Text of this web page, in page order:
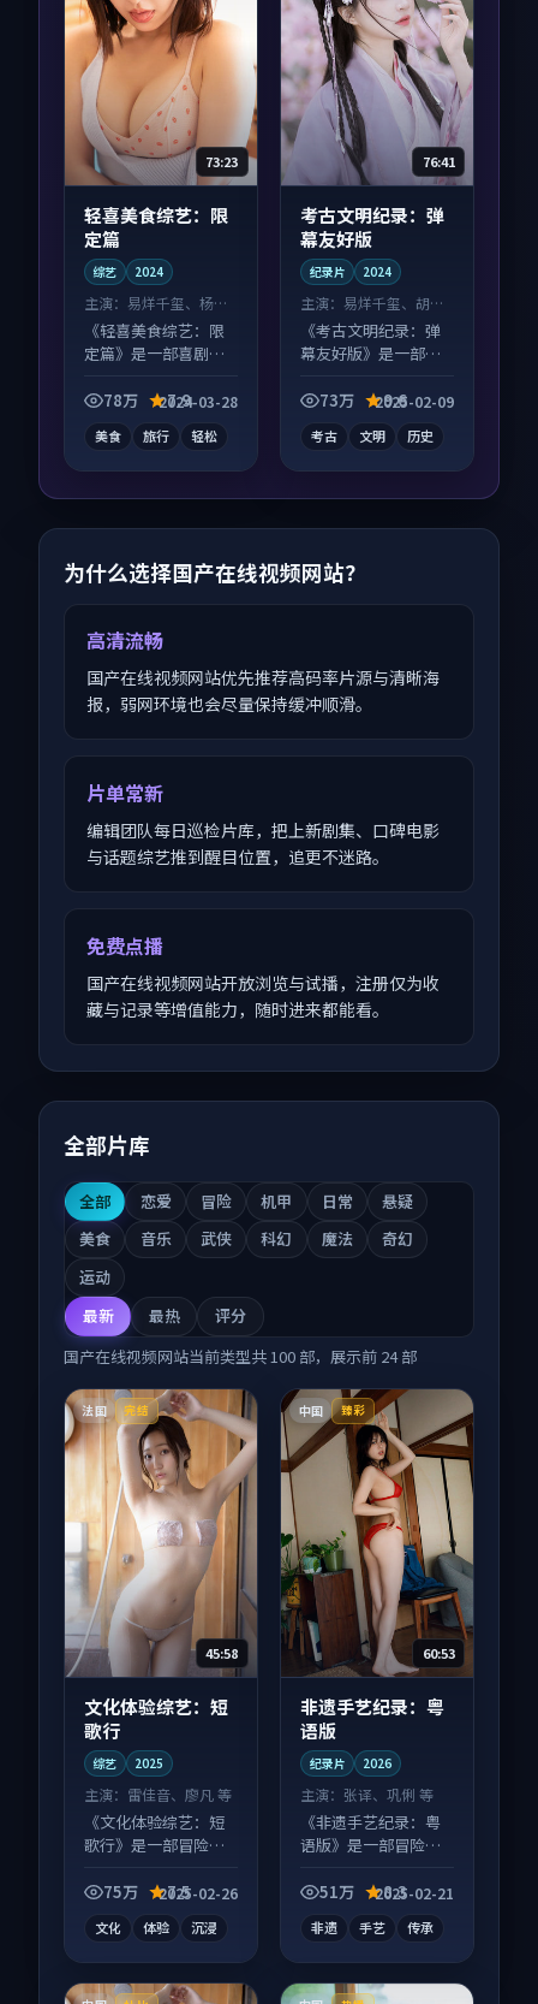
73:23
轻喜美食综艺：限
定篇
综艺 2024
主演： 易烊千玺、杨紫
等
《轻喜美食综艺：限
定篇》是一部喜剧向
在线，配乐与镜头配
78万 7.9
2024-03-28
美食 旅行 轻松
76:41
考古文明纪录：弹
幕友好版
纪录片 2024
主演： 易烊千玺、胡歌
等
《考古文明纪录：弹
幕友好版》是一部悬
奏紧凑信息量大，适
73万 9.6
2025-02-09
考古 文明 历史
为什么选择国产在线视频网站？
高清流畅
国产在线视频网站优先推荐高码率片源与清晰海
报，弱网环境也会尽量保持缓冲顺滑。
片单常新
编辑团队每日巡检片库，把上新剧集、口碑电影
与话题综艺推到醒目位置，追更不迷路。
免费点播
国产在线视频网站开放浏览与试播，注册仅为收
藏与记录等增值能力，随时进来都能看。
全部片库
全部 恋爱 冒险 机甲 日常
悬疑
美食
音乐 武侠 科幻 魔法
奇幻
运动
最新
最热
评分
国产在线视频网站当前类型共 100 部，展示前 24部
法国 完结
45:58
文化体验综艺：短
歌行
综艺 2025
主演： 雷佳音、廖凡 等
《文化体验综艺：短
歌行》是一部冒险向
在线，配乐与镜头配
75万 7.5
2025-02-26
文化 体验 沉浸
中国 臻彩
60:53
非遗手艺纪录：粤
语版
纪录片 2026
主演： 张译、巩俐 等
《非遗手艺纪录：粤
语版》是一部冒险向
屏端观看，细节更丰
51万 8.3
2025-02-21
非遗 手艺 传承